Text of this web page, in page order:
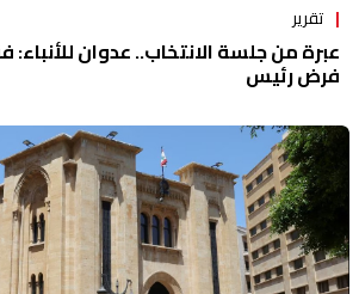
تقرير
عبرة من جلسة الانتخاب.. عدوان للأنباء:
فرض رئيس